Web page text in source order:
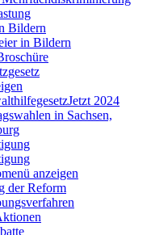
Bildern
in Bildern
2024
in Sachsen,
anzeigen
der Reform